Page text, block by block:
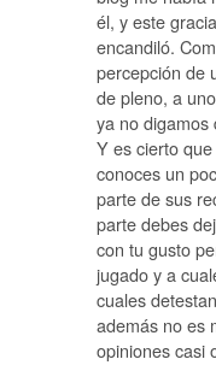
él, y este
encandiló.
percepción de
de pleno, a
ya no digamos
Y es cierto
conoces un
parte de sus
parte debes
con tu gusto
jugado y a
cuales
además no es
opiniones casi